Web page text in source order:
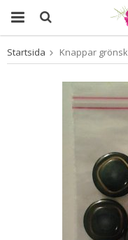
Produkten
Startsida Knappar